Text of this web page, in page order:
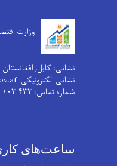
وزارت
نشانی: کابل, افغانستان
نشانی الکترونیکی: info@moec.gov.af
شماره تماس: ۴۳۳ ۱۰۳ ۲۰۲(۰)۹۳+
ساعت‌های